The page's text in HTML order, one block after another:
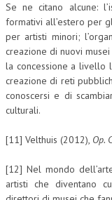
Se ne citano alcune:
formativi all’estero per
per artisti minori;
creazione di nuovi
la concessione a livello
creazione di reti
conoscersi e di
culturali.
[11] Velthuis (2012), Op.
[12] Nel mondo
artisti che diventano